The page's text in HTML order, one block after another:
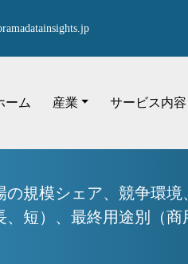
ーム 産業 サービス内容
規模シェア、競争環
短）、最終用途別（